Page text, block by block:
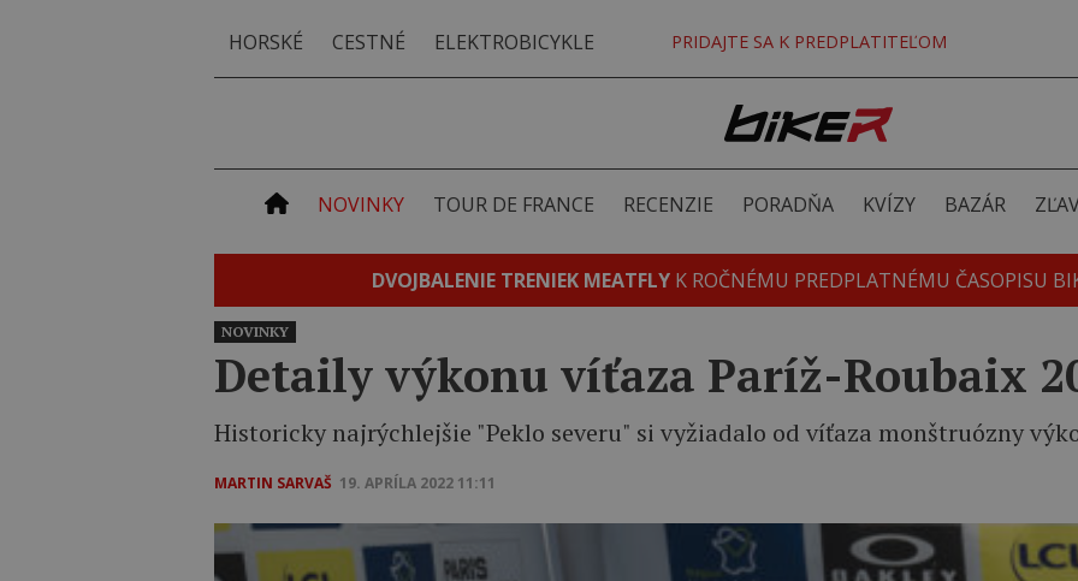
HORSKÉ CESTNÉ ELEKTROBICYKLE PRIDAJTE SA K PREDPLATITEĽOM
NOVINKY TOUR DE FRANCE RECENZIE PORADŇA KVÍZY BAZÁR
DVOJBALENIE TRENIEK MEATFLY K ROČNÉMU PREDPLATNÉMU ČASOPISU
NOVINKY
Detaily výkonu víťaza Paríž-Roubaix
Historicky najrýchlejšie "Peklo severu" si vyžiadalo od víťaza monštruózny
MARTIN SARVAŠ 19. APRÍLA 2022 11:11